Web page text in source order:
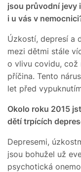
jsou průvodní jevy
i u vás v
Úzkostí, depresí a
mezi dětmi stále
o vlivu covidu, což
příčina. Tento
let před
Okolo roku 2015
dětí trpících
Depresemi,
jsou bohužel už
psychotická